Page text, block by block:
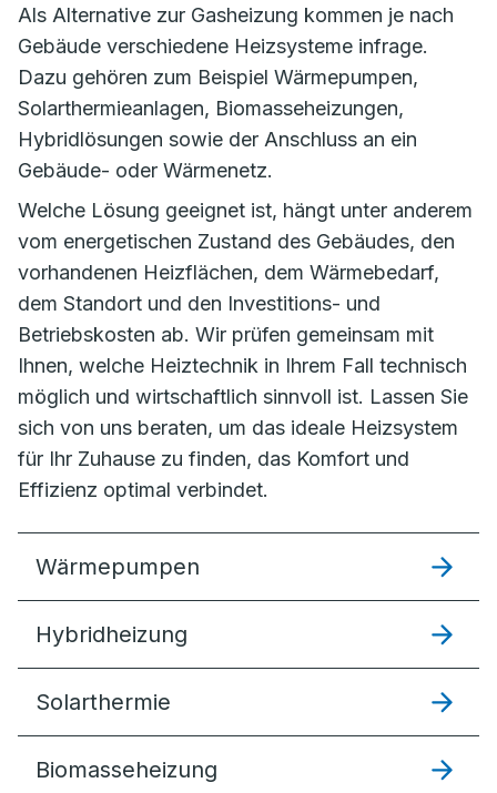
Als Alternative zur Gasheizung kommen je nach
Gebäude verschiedene Heizsysteme infrage.
Dazu gehören zum Beispiel Wärmepumpen,
Solarthermieanlagen, Biomasseheizungen,
Hybridlösungen sowie der Anschluss an ein
Gebäude- oder Wärmenetz.
Welche Lösung geeignet ist, hängt unter anderem
vom energetischen Zustand des Gebäudes, den
vorhandenen Heizflächen, dem Wärmebedarf,
dem Standort und den Investitions- und
Betriebskosten ab. Wir prüfen gemeinsam mit
Ihnen, welche Heiztechnik in Ihrem Fall technisch
möglich und wirtschaftlich sinnvoll ist. Lassen Sie
sich von uns beraten, um das ideale Heizsystem
für Ihr Zuhause zu finden, das Komfort und
Effizienz optimal verbindet.
Wärmepumpen
Hybridheizung
Solarthermie
Biomasseheizung